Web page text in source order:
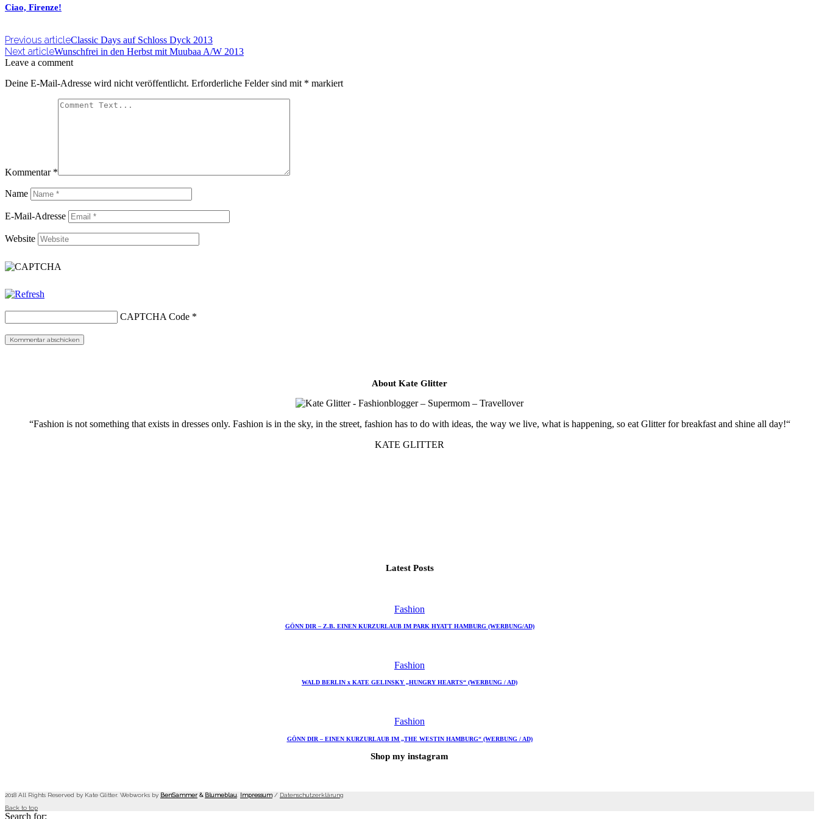
Ciao, Firenze!
Previous articleClassic Days auf Schloss Dyck 2013
Next articleWunschfrei in den Herbst mit Muubaa A/W 2013
Leave a comment
Deine E-Mail-Adresse wird nicht veröffentlicht. Erforderliche Felder sind mit * markiert
Kommentar *
Name
E-Mail-Adresse
Website
CAPTCHA Code *
About Kate Glitter
“Fashion is not something that exists in dresses only. Fashion is in the sky, in the street, fashion has to do with ideas, the way we live, what is happening, so eat Glitter for breakfast and shine all day!“
KATE GLITTER
Latest Posts
Fashion
GÖNN DIR – Z.B. EINEN KURZURLAUB IM PARK HYATT HAMBURG (WERBUNG/AD)
Fashion
WALD BERLIN x KATE GELINSKY „HUNGRY HEARTS“ (WERBUNG / AD)
Fashion
GÖNN DIR – EINEN KURZURLAUB IM „THE WESTIN HAMBURG“ (WERBUNG / AD)
Shop my instagram
2018 All Rights Reserved by Kate Glitter. Webworks by BenSammer & Blumeblau Impressum/ Datenschutzerklärung
Back to top
Search for: